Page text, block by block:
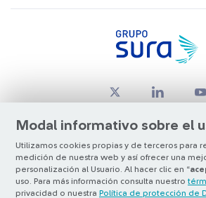
Modal informativo sobre el
Utilizamos cookies propias y de terceros para
medición de nuestra web y así ofrecer una
personalización al Usuario. Al hacer clic en “
uso. Para más información consulta nuestro
privacidad o nuestra Política de protección de
© Copyright Grupo SURA